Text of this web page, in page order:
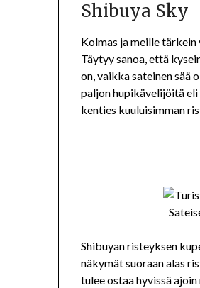
Shibuya Sky
Kolmas ja meille
Täytyy sanoa, että
on, vaikka sateinen
paljon hupikävelijöitä eli
kenties kuuluisimman
Shibuyan risteyksen
näkymät suoraan alas
tulee ostaa hyvissä